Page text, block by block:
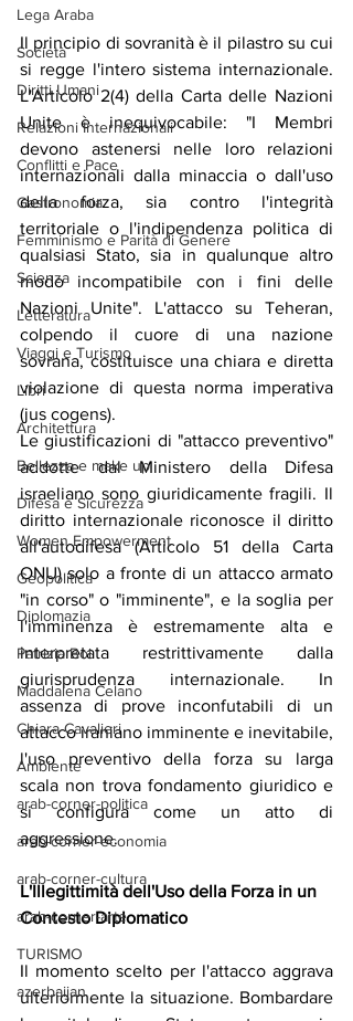
Lega Araba
Società
Diritti Umani
Relazioni Internazionali
Conflitti e Pace
Gastronomia
Femminismo e Parità di Genere
Scienza
Letteratura
Viaggi e Turismo
Libri
Architettura
Bellezza e make up
Difesa e Sicurezza
Women Empowerment
Geopolitica
Diplomazia
Patrizia Boi
Maddalena Celano
Chiara Cavalieri
Ambiente
arab-corner-politica
arab-corner-economia
arab-corner-cultura
arab-corner-arte
TURISMO
azerbaijan
Il principio di sovranità è il pilastro su cui
si regge l'intero sistema internazionale.
L'Articolo 2(4) della Carta delle Nazioni
Unite è inequivocabile: "I Membri
devono astenersi nelle loro relazioni
internazionali dalla minaccia o dall'uso
della forza, sia contro l'integrità
territoriale o l'indipendenza politica di
qualsiasi Stato, sia in qualunque altro
modo incompatibile con i fini delle
Nazioni Unite". L'attacco su Teheran,
colpendo il cuore di una nazione
sovrana, costituisce una chiara e diretta
violazione di questa norma imperativa
(jus cogens).
Le giustificazioni di "attacco preventivo"
addotte dal Ministero della Difesa
israeliano sono giuridicamente fragili. Il
diritto internazionale riconosce il diritto
all'autodifesa (Articolo 51 della Carta
ONU) solo a fronte di un attacco armato
"in corso" o "imminente", e la soglia per
l'imminenza è estremamente alta e
interpretata restrittivamente dalla
giurisprudenza internazionale. In
assenza di prove inconfutabili di un
attacco iraniano imminente e inevitabile,
l'uso preventivo della forza su larga
scala non trova fondamento giuridico e
si configura come un atto di
aggressione.
L'Illegittimità dell'Uso della Forza in un
Contesto Diplomatico
Il momento scelto per l'attacco aggrava
ulteriormente la situazione. Bombardare